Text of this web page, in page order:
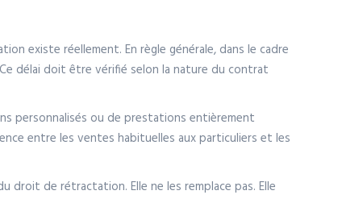
existe réellement. En règle générale, dans le cadre
délai doit être vérifié selon la nature du contrat
personnalisés ou de prestations entièrement
entre les ventes habituelles aux particuliers et les
droit de rétractation. Elle ne les remplace pas. Elle